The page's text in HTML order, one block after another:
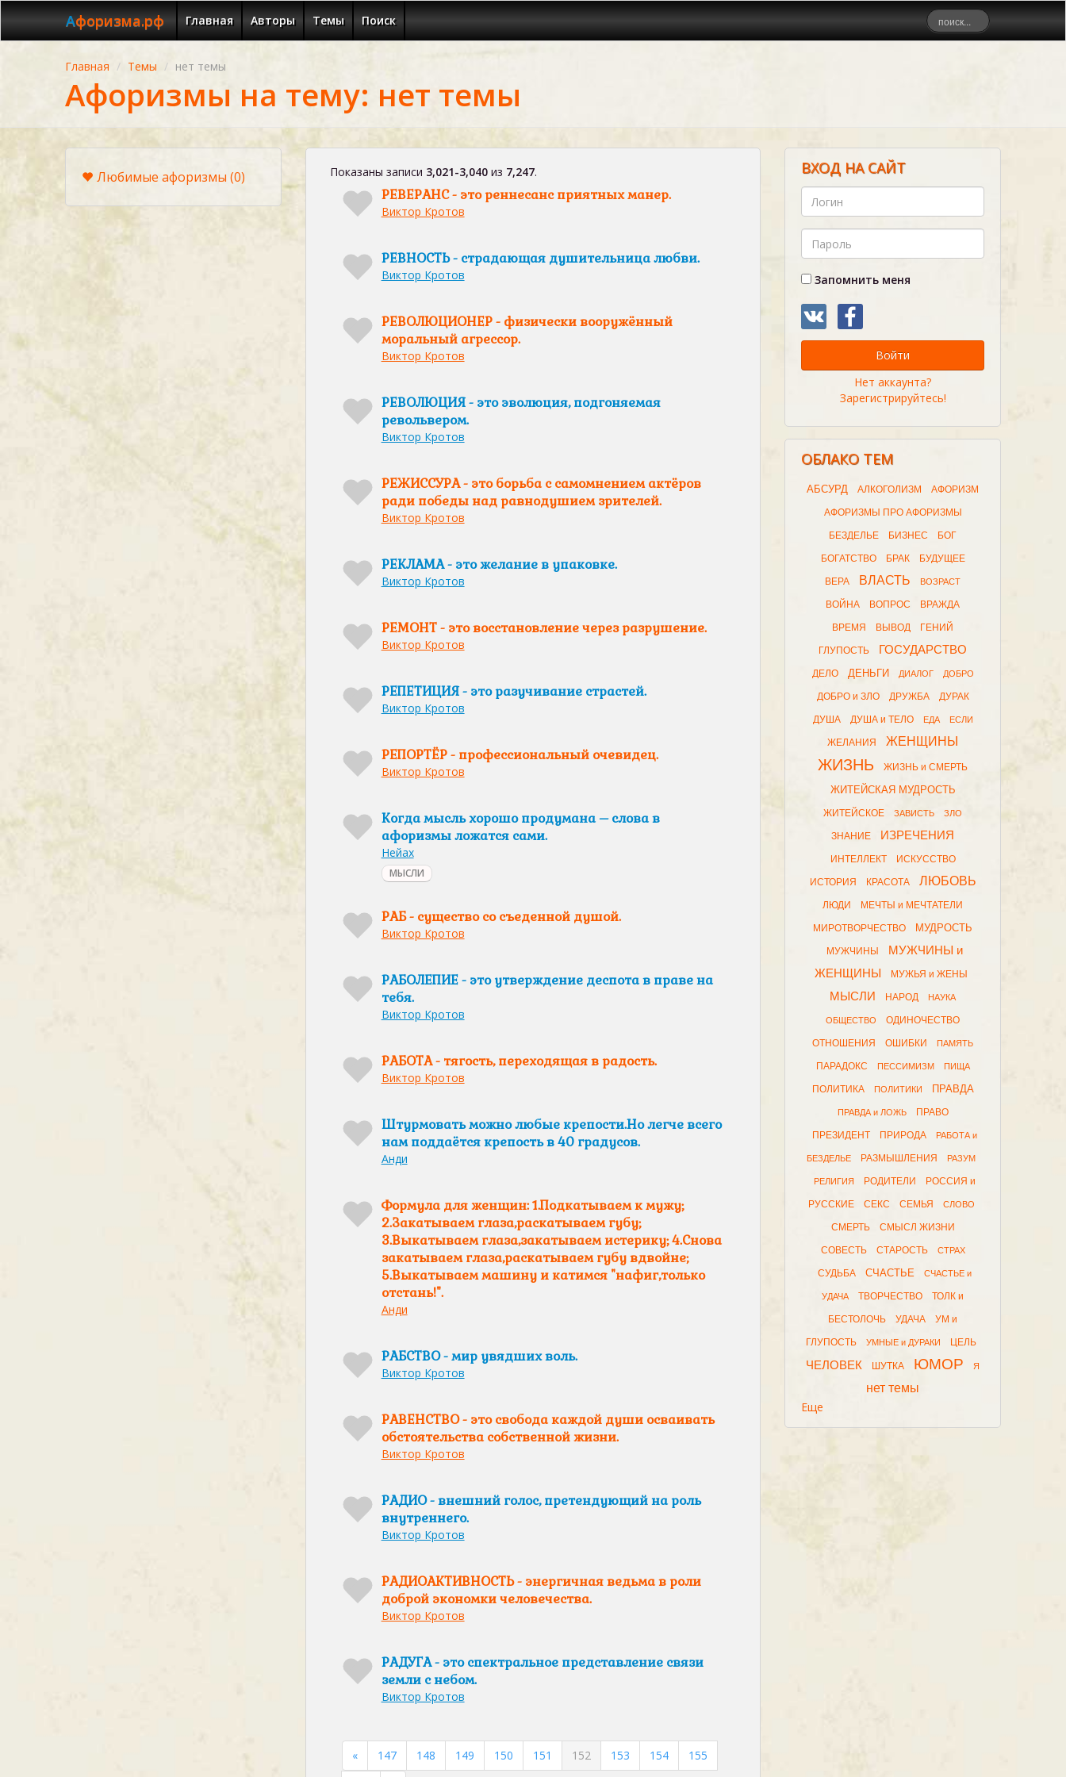
Афоризма.рф Главная Авторы Темы Поиск
Главная Темы нет темы
Афоризмы на тему: нет темы
Любимые афоризмы(0) Показаны записи 3,021-3,040из 7,247.
РЕВЕРАНС - это реннесанс приятных манер.
Виктор Кротов
РЕВНОСТЬ - страдающая душительница любви.
Виктор Кротов
РЕВОЛЮЦИОНЕР - физически вооружённый
моральный агрессор.
Виктор Кротов
РЕВОЛЮЦИЯ - это эволюция, подгоняемая
револьвером.
Виктор Кротов
РЕЖИССУРА - это борьба с самомнением актёров
ради победы над равнодушием зрителей.
Виктор Кротов
РЕКЛАМА - это желание в упаковке.
Виктор Кротов
РЕМОНТ - это восстановление через разрушение.
Виктор Кротов
РЕПЕТИЦИЯ - это разучивание страстей.
Виктор Кротов
РЕПОРТЁР - профессиональный очевидец.
Виктор Кротов
Когда мысль хорошо продумана – слова в
афоризмы ложатся сами.
Нейах
МЫСЛИ
РАБ - существо со съеденной душой.
Виктор Кротов
РАБОЛЕПИЕ - это утверждение деспота в праве на
тебя.
Виктор Кротов
РАБОТА - тягость, переходящая в радость.
Виктор Кротов
Штурмовать можно любые крепости.Но легче всего
нам поддаётся крепость в 40 градусов.
Анди
Формула для женщин: 1.Подкатываем к мужу;
2.Закатываем глаза,раскатываем губу;
3.Выкатываем глаза,закатываем истерику; 4.Снова
закатываем глаза,раскатываем губу вдвойне;
5.Выкатываем машину и катимся "нафиг,только
отстань!".
Анди
РАБСТВО - мир увядших воль.
Виктор Кротов
РАВЕНСТВО - это свобода каждой души осваивать
обстоятельства собственной жизни.
Виктор Кротов
РАДИО - внешний голос, претендующий на роль
внутреннего.
Виктор Кротов
РАДИОАКТИВНОСТЬ - энергичная ведьма в роли
доброй экономки человечества.
Виктор Кротов
РАДУГА - это спектральное представление связи
земли с небом.
Виктор Кротов
« 147 148 149 150 151 152 153 154 155
ВХОД НА САЙТ
Запомнить меня
Войти
Нет аккаунта?
Зарегистрируйтесь!
ОБЛАКО ТЕМ
АБСУРД АЛКОГОЛИЗМ АФОРИЗМ
АФОРИЗМЫ ПРО АФОРИЗМЫ
БЕЗДЕЛЬЕ БИЗНЕС БОГ
БОГАТСТВО БРАК БУДУЩЕЕ
ВЕРА ВЛАСТЬ ВОЗРАСТ
ВОЙНА ВОПРОС ВРАЖДА
ВРЕМЯ ВЫВОД ГЕНИЙ
ГЛУПОСТЬ ГОСУДАРСТВО
ДЕЛО ДЕНЬГИ ДИАЛОГ ДОБРО
ДОБРО и ЗЛО ДРУЖБА ДУРАК
ДУША ДУША и ТЕЛО ЕДА ЕСЛИ
ЖЕЛАНИЯ ЖЕНЩИНЫ
ЖИЗНЬ ЖИЗНЬ и СМЕРТЬ
ЖИТЕЙСКАЯ МУДРОСТЬ
ЖИТЕЙСКОЕ ЗАВИСТЬ ЗЛО
ЗНАНИЕ ИЗРЕЧЕНИЯ
ИНТЕЛЛЕКТ ИСКУССТВО
ИСТОРИЯ КРАСОТА ЛЮБОВЬ
ЛЮДИ МЕЧТЫ и МЕЧТАТЕЛИ
МИРОТВОРЧЕСТВО МУДРОСТЬ
МУЖЧИНЫ
МУЖЧИНЫ и
ЖЕНЩИНЫ
МУЖЬЯ и ЖЕНЫ
МЫСЛИ НАРОД НАУКА
ОБЩЕСТВО ОДИНОЧЕСТВО
ОТНОШЕНИЯ ОШИБКИ ПАМЯТЬ
ПАРАДОКС ПЕССИМИЗМ ПИЩА
ПОЛИТИКА ПОЛИТИКИ ПРАВДА
ПРАВДА и ЛОЖЬ ПРАВО
ПРЕЗИДЕНТ ПРИРОДА РАБОТА и
БЕЗДЕЛЬЕ РАЗМЫШЛЕНИЯ РАЗУМ
РЕЛИГИЯ РОДИТЕЛИ РОССИЯ и
РУССКИЕ СЕКС СЕМЬЯ СЛОВО
СМЕРТЬ СМЫСЛ ЖИЗНИ
СОВЕСТЬ СТАРОСТЬ СТРАХ
СУДЬБА СЧАСТЬЕ СЧАСТЬЕ и
УДАЧА ТВОРЧЕСТВО ТОЛК и
БЕСТОЛОЧЬ УДАЧА УМ и
ГЛУПОСТЬ УМНЫЕ и ДУРАКИ ЦЕЛЬ
ЧЕЛОВЕК ШУТКА ЮМОР Я
нет темы
Еще